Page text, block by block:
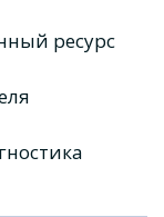
ресурс